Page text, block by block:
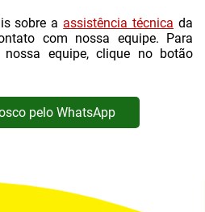
PARAFUSO
PISTÃO
COMPRESSOR DE AR
DE AR INDUSTRIAL EM SUZANO
sobre a assistência técnica da
com nossa equipe. Para
equipe, clique no botão
pelo WhatsApp